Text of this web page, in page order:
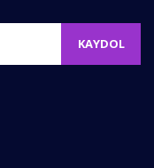
KAYDOL